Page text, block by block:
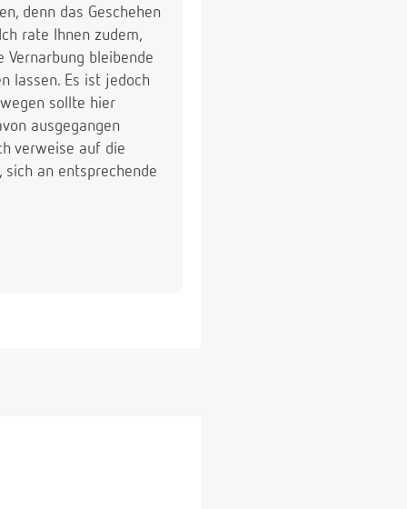
denn das Geschehen
rate Ihnen zudem,
bleibende
lassen. Es ist jedoch
sollte hier
ausgegangen
verweise auf die
an entsprechende